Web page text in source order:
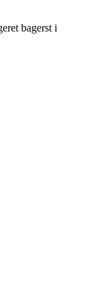
bagerst i